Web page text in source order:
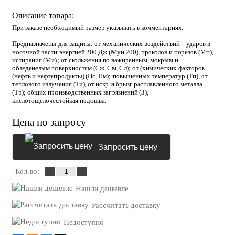
Описание товара:
При заказе необходимый размер указывать в комментариях.
Предназначены для защиты: от механических воздействий – ударов в
носочной части энергией 200 Дж (Мун 200), проколов и порезов (Мп),
истирания (Ми); от скольжения по зажиренным, мокрым и
обледенелым поверхностям (Сж, См, Сл); от (химических факторов
(нефть и нефтепродукты) (Нс, Нм); повышенных температур (Тп), от
теплового излучения (Ти), от искр и брызг расплавленного металла
(Тр); общих производственных загрязнений (З),
кислотощелочестойкая подошва.
Цена по запросу
Запросить цену
Кол-во:
Нашли дешевле
Рассчитать доставку
Недоступно